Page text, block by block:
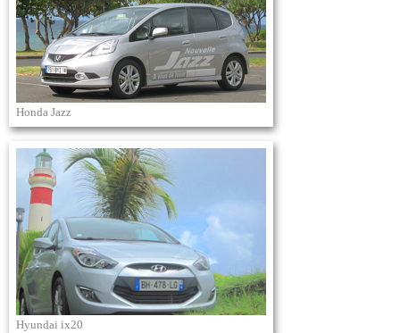
Honda Jazz
Hyundai ix20